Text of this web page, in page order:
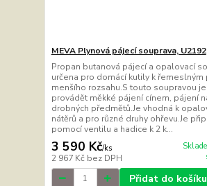
MEVA Plynová pájecí souprava, U2192
Propan butanová pájecí a opalovací
určena pro domácí kutily k řemeslným
menšího rozsahu.S touto soupravou
provádět měkké pájení cínem, pájení
drobných předmětů.Je vhodná k
nátěrů a pro různé druhy ohřevu.Je
pomocí ventilu a hadice k 2 k...
3 590 Kč/ks
2 967 Kč bez DPH
Přidat do košíku